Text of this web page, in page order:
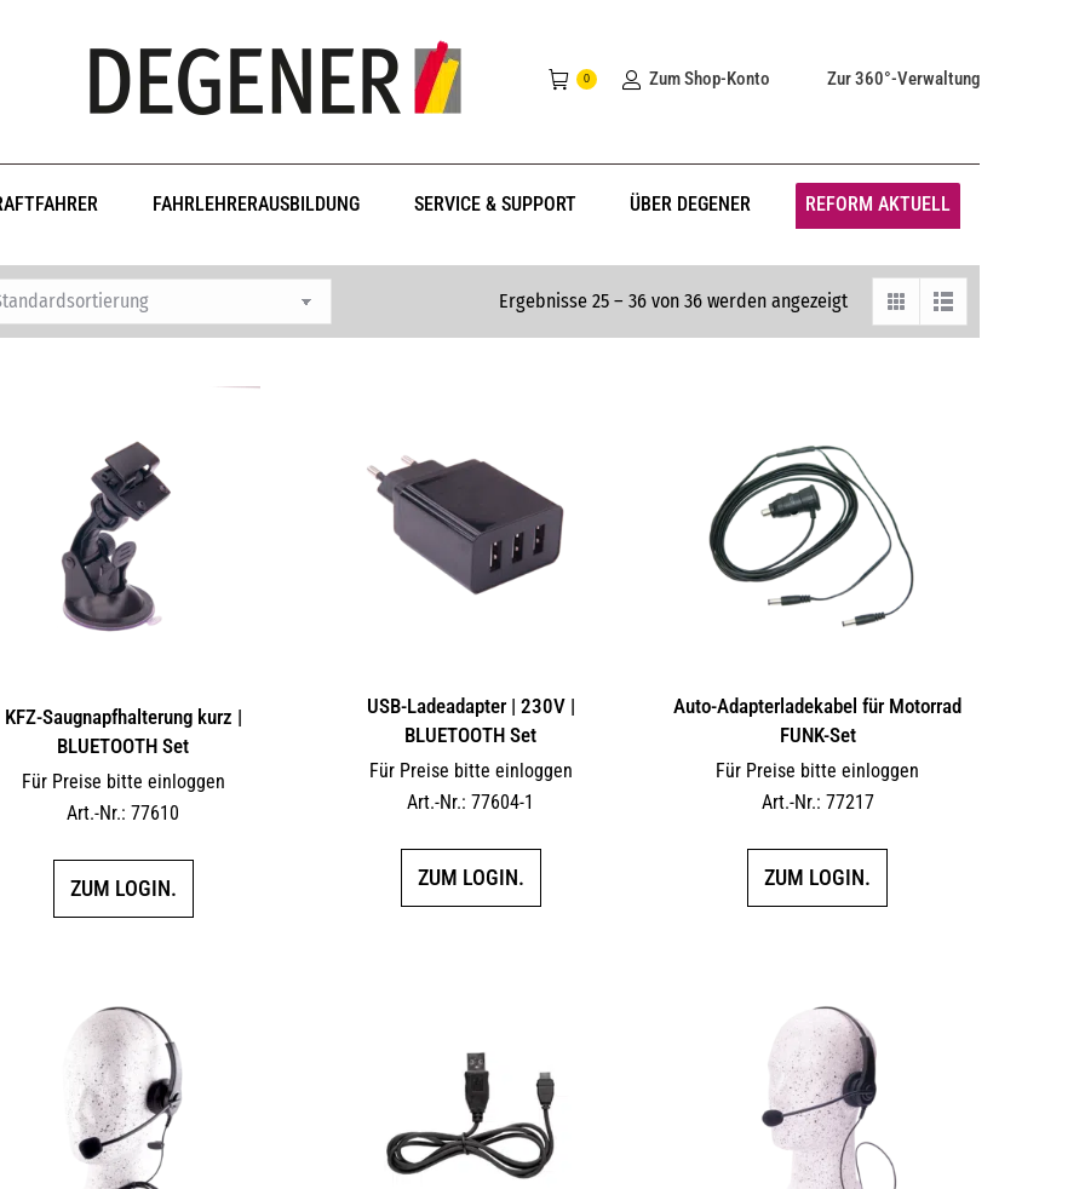
0 Zum Shop-Konto Zur 360°-Verwaltung
FAHRLEHRERAUSBILDUNG SERVICE & SUPPORT ÜBER DEGENER REFORM AKTUELL
Ergebnisse 25 – 36 von 36 werden angezeigt
KFZ-Saugnapfhalterung kurz |
BLUETOOTH Set
Für Preise bitte einloggen
Art.-Nr.: 77610
ZUM LOGIN.
USB-Ladeadapter | 230V |
BLUETOOTH Set
Für Preise bitte einloggen
Art.-Nr.: 77604-1
ZUM LOGIN.
Auto-Adapterladekabel für Motorrad
FUNK-Set
Für Preise bitte einloggen
Art.-Nr.: 77217
ZUM LOGIN.